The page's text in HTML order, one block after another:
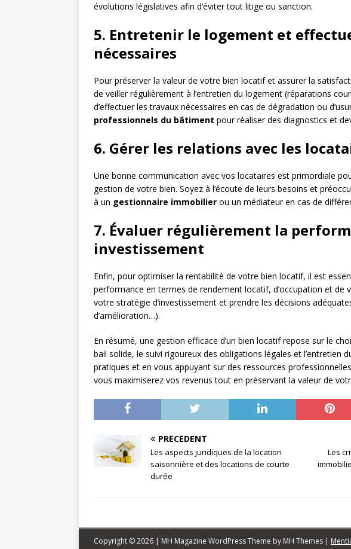
évolutions législatives afin d’éviter tout litige ou sanction.
5. Entretenir le logement et
nécessaires
Pour préserver la valeur de votre bien locatif et assurer la
de veiller régulièrement à l’entretien du logement (réparations
d’effectuer les travaux nécessaires en cas de dégradation ou
professionnels du bâtiment pour réaliser des diagnostics et
6. Gérer les relations avec les
Une bonne communication avec vos locataires est primordiale
gestion de votre bien. Soyez à l’écoute de leurs besoins et
à un gestionnaire immobilier ou un médiateur en cas de
7. Évaluer régulièrement la
investissement
Enfin, pour optimiser la rentabilité de votre bien locatif, il est
performance en termes de rendement locatif, d’occupation et de
votre stratégie d’investissement et prendre les décisions
d’amélioration…).
En résumé, une gestion efficace d’un bien locatif repose sur le
bail solide, le suivi rigoureux des obligations légales et l’entretien
pratiques et en vous appuyant sur des ressources
vous maximiserez vos revenus tout en préservant la valeur de
PRÉCÉDENT
Les aspects juridiques de la location
saisonnière et des locations de courte
durée
Les
Copyright © 2026 | MH Magazine WordPress Theme by MH Themes |